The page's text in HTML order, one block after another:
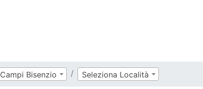
Campi Bisenzio Seleziona Località